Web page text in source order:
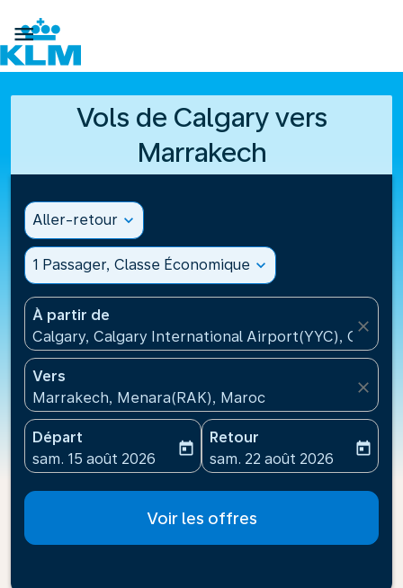

Vols de Calgary vers
Marrakech
Aller-retour expand_more
1 Passager, Classe Économique expand_more
À partir de
Calgary, Calgary International Airport(YYC), Canada
close
Vers
Marrakech, Menara(RAK), Maroc
close
Départ
fc-booking-departure-date-aria-label
sam. 15 août 2026
today
Retour
fc-booking-return-date-
sam. 22 août 2026
today
Voir les offres